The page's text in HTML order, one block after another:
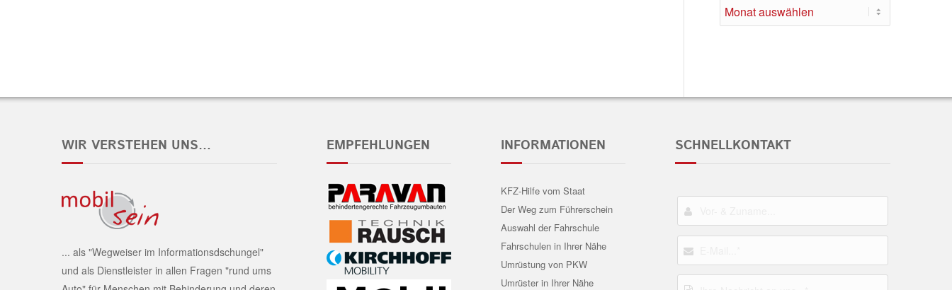
WIR VERSTEHEN UNS…
... als "Wegweiser im Informationsdschungel"
und als Dienstleister in allen Fragen "rund ums
EMPFEHLUNGEN INFORMATIONEN
KFZ-Hilfe vom Staat
Der Weg zum Führerschein
Auswahl der Fahrschule
Fahrschulen in Ihrer Nähe
Umrüstung von PKW
Umrüster in Ihrer Nähe
SCHNELLKONTAKT